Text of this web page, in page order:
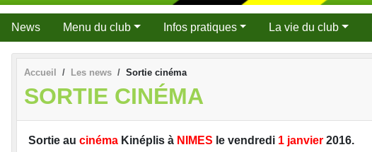
News Menu du club Infos pratiques La vie du club
Accueil Les news Sortie cinéma
SORTIE CINÉMA
Sortie au cinéma Kinéplis à NIMES le vendredi 1 janvier 2016.